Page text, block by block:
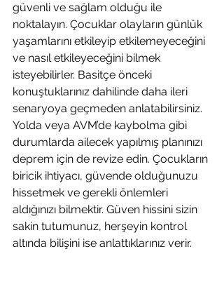
güvenli ve sağlam olduğu ile
noktalayın. Çocuklar olayların günlük
yaşamlarını etkileyip etkilemeyeceğini
ve nasıl etkileyeceğini bilmek
isteyebilirler. Basitçe önceki
konuştuklarınız dahilinde daha ileri
senaryoya geçmeden anlatabilirsiniz.
Yolda veya AVM’de kaybolma gibi
durumlarda ailecek yapılmış planınızı
deprem için de revize edin. Çocukların
biricik ihtiyacı, güvende olduğunuzu
hissetmek ve gerekli önlemleri
aldığınızı bilmektir. Güven hissini sizin
sakin tutumunuz, herşeyin kontrol
altında bilişini ise anlattıklarınız verir.